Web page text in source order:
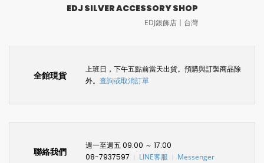
EDJ SILVER ACCESSORY SHOP
EDJ銀飾店〡台灣
全館現貨
上班日，下午五點前當天出貨。預購與訂製商品除
外。 查詢或取消訂單
聯絡我們
週一至週五 09:00 ～ 17:00
08-7937597
LINE客服 Messenger